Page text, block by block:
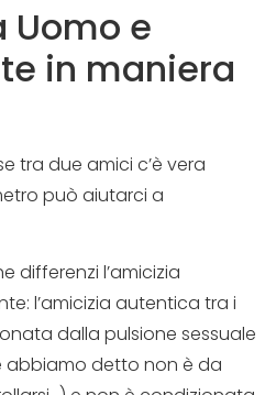
Uomo e
in maniera
tra due amici c’è vera
può aiutarci a
differenzi l’amicizia
l’amicizia autentica tra i
dalla pulsione sessuale
abbiamo detto non è da